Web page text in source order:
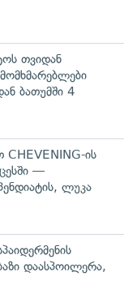
თვიდან
ბათუმში 4
CHEVENING-ის
—
ლუკა
დაასპოილერა,